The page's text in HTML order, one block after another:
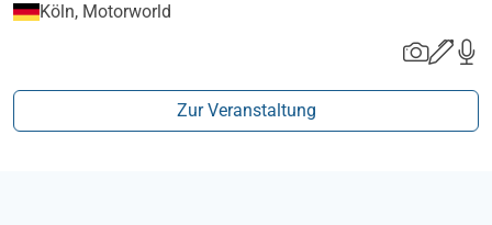
Köln, Motorworld
Zur Veranstaltung